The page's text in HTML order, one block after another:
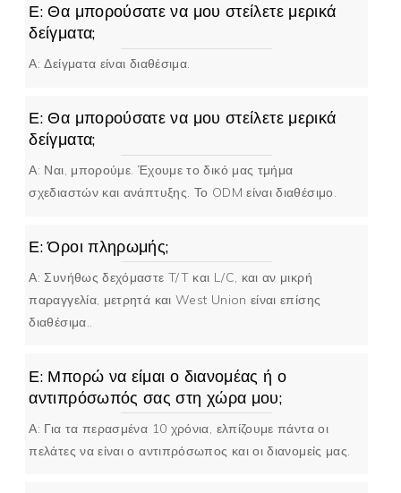
Ε: Θα μπορούσατε να μου στείλετε μερικά
δείγματα;
Α: Δείγματα είναι διαθέσιμα.
Ε: Θα μπορούσατε να μου στείλετε μερικά
δείγματα;
Α: Ναι, μπορούμε. Έχουμε το δικό μας τμήμα
σχεδιαστών και ανάπτυξης. Το ODM είναι διαθέσιμο.
Ε: Όροι πληρωμής;
Α: Συνήθως δεχόμαστε T/T και L/C, και αν μικρή
παραγγελία, μετρητά και West Union είναι επίσης
διαθέσιμα..
Ε: Μπορώ να είμαι ο διανομέας ή ο
αντιπρόσωπός σας στη χώρα μου;
Α: Για τα περασμένα 10 χρόνια, ελπίζουμε πάντα οι
πελάτες να είναι ο αντιπρόσωπος και οι διανομείς μας.